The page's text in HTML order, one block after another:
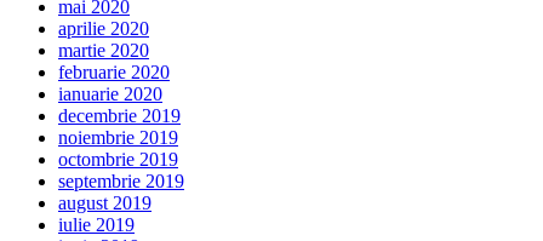
mai 2020
aprilie 2020
martie 2020
februarie 2020
ianuarie 2020
decembrie 2019
noiembrie 2019
octombrie 2019
septembrie 2019
august 2019
iulie 2019